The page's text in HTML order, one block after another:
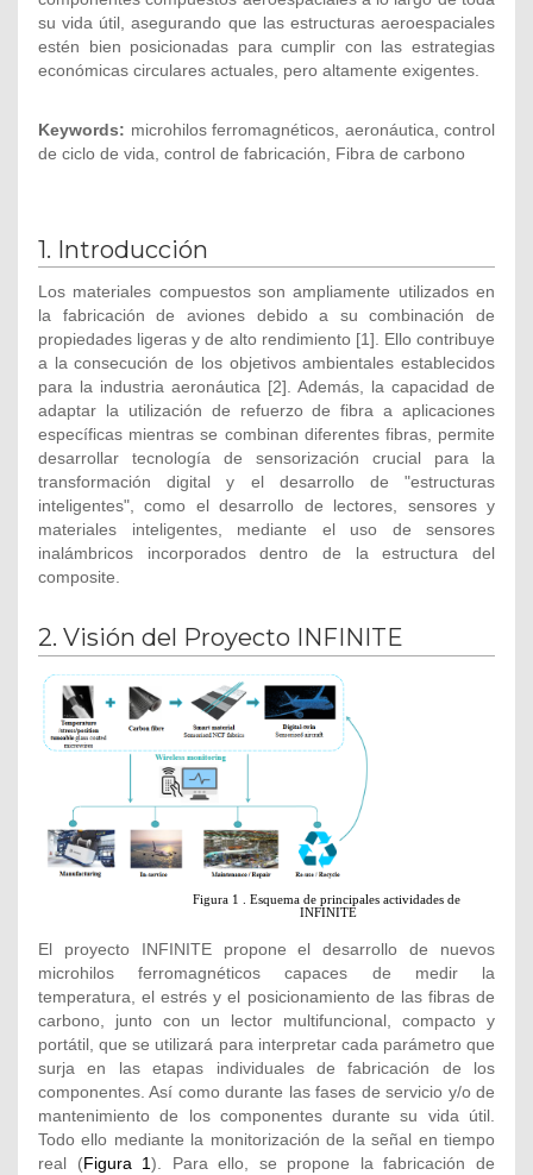
su vida útil, asegurando que las estructuras aeroespaciales
estén bien posicionadas para cumplir con las estrategias
económicas circulares actuales, pero altamente exigentes.
Keywords: microhilos ferromagnéticos, aeronáutica, control
de ciclo de vida, control de fabricación, Fibra de carbono
1. Introducción
Los materiales compuestos son ampliamente utilizados en
la fabricación de aviones debido a su combinación de
propiedades ligeras y de alto rendimiento [1]. Ello contribuye
a la consecución de los objetivos ambientales establecidos
para la industria aeronáutica [2]. Además, la capacidad de
adaptar la utilización de refuerzo de fibra a aplicaciones
específicas mientras se combinan diferentes fibras, permite
desarrollar tecnología de sensorización crucial para la
transformación digital y el desarrollo de "estructuras
inteligentes", como el desarrollo de lectores, sensores y
materiales inteligentes, mediante el uso de sensores
inalámbricos incorporados dentro de la estructura del
composite.
2. Visión del Proyecto INFINITE
El proyecto INFINITE propone el desarrollo de nuevos
microhilos ferromagnéticos capaces de medir la
temperatura, el estrés y el posicionamiento de las fibras de
carbono, junto con un lector multifuncional, compacto y
portátil, que se utilizará para interpretar cada parámetro que
surja en las etapas individuales de fabricación de los
componentes. Así como durante las fases de servicio y/o de
mantenimiento de los componentes durante su vida útil.
Todo ello mediante la monitorización de la señal en tiempo
real (Figura 1). Para ello, se propone la fabricación de